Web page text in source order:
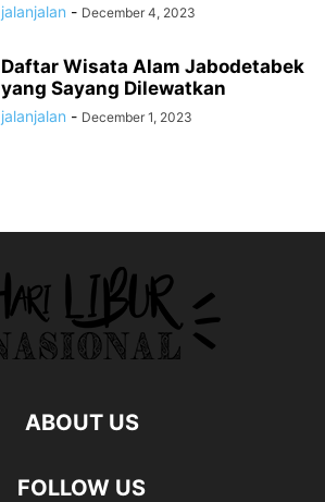
jalanjalan - December 4, 2023
Daftar Wisata Alam Jabodetabek
yang Sayang Dilewatkan
jalanjalan - December 1, 2023
ABOUT US
FOLLOW US